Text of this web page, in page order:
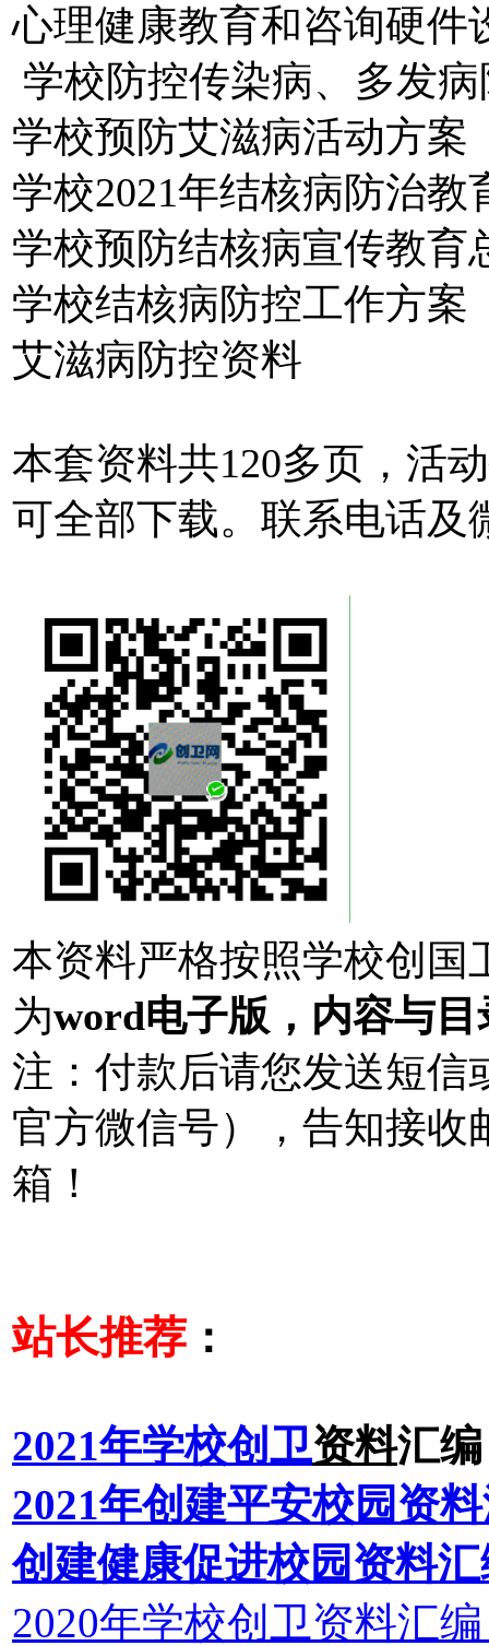
心理健康教育和咨询硬件
学校防控传染病、多发
学校预防艾滋病活动方案
学校2021年结核病防治教
学校预防结核病宣传教育
学校结核病防控工作方案
艾滋病防控资料
本套资料共120多页，活动
可全部下载。联系电话及
本资料严格按照学校创国
为word电子版，内容与
注：付款后请您发送短信
官方微信号），告知接收
箱！
站长推荐：
2021年学校创卫资料汇
2021年创建平安校园资
创建健康促进校园资料
2020年学校创卫资料汇